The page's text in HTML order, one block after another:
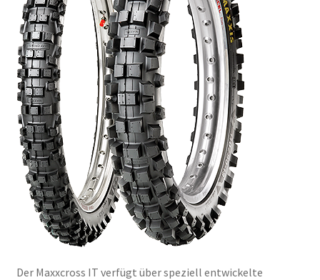
Der Maxxcross IT verfügt über speziell entwickelte